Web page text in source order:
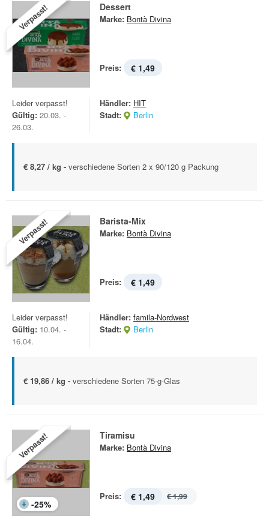
Verpasst! Dessert
Marke: Bontà Divina
Preis: € 1,49
Leider verpasst!
Gültig: 20.03. -
26.03.
Händler: HIT
Stadt:
Berlin
€ 8,27 / kg - verschiedene Sorten 2 x 90/120 g Packung
Verpasst! Barista-Mix
Marke: Bontà Divina
Preis: € 1,49
Leider verpasst!
Gültig: 10.04. -
16.04.
Händler: famila-Nordwest
Stadt:
Berlin
€ 19,86 / kg - verschiedene Sorten 75-g-Glas
Verpasst!
-25%
Tiramisu
Marke: Bontà Divina
Preis: € 1,49 € 1,99